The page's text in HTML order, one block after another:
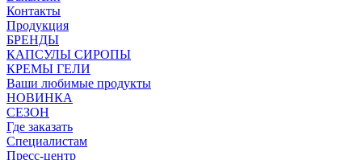
Контакты
Продукция
БРЕНДЫ
КАПСУЛЫ СИРОПЫ
КРЕМЫ ГЕЛИ
Ваши любимые продукты
НОВИНКА
СЕЗОН
Где заказать
Специалистам
Пресс-центр